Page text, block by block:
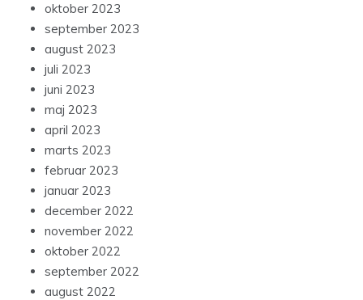
oktober 2023
september 2023
august 2023
juli 2023
juni 2023
maj 2023
april 2023
marts 2023
februar 2023
januar 2023
december 2022
november 2022
oktober 2022
september 2022
august 2022